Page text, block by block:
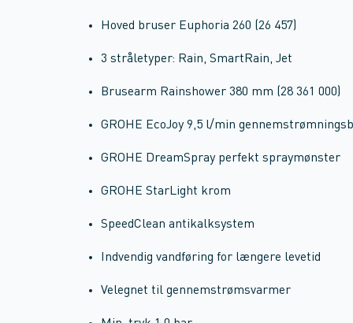
Hoved bruser Euphoria 260 (26 457)
3 stråletyper: Rain, SmartRain, Jet
Brusearm Rainshower 380 mm (28 361 000)
GROHE EcoJoy 9,5 l/min
GROHE DreamSpray perfekt spraymønster
GROHE StarLight krom
SpeedClean antikalksystem
Indvendig vandføring for længere levetid
Velegnet til gennemstrømsvarmer